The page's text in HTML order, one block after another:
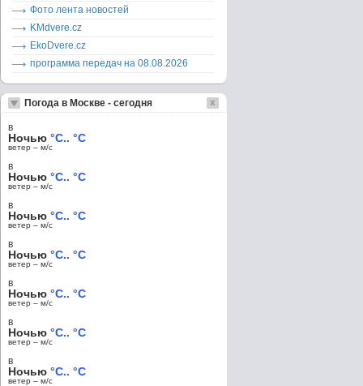
Фото лента новостей
KMdvere.cz
EkoDvere.cz
программа передач на 08.08.2026
Погода в Москве - сегодня
в
Ночью °C.. °C
ветер – м/c
в
Ночью °C.. °C
ветер – м/c
в
Ночью °C.. °C
ветер – м/c
в
Ночью °C.. °C
ветер – м/c
в
Ночью °C.. °C
ветер – м/c
в
Ночью °C.. °C
ветер – м/c
в
Ночью °C.. °C
ветер – м/c